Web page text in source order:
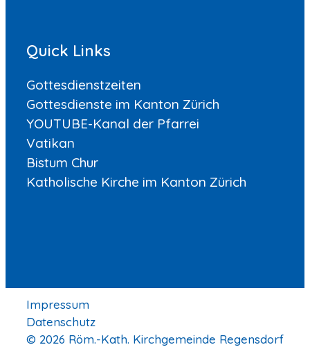
Quick Links
Gottesdienstzeiten
Gottesdienste im Kanton Zürich
YOUTUBE-Kanal der Pfarrei
Vatikan
Bistum Chur
Katholische Kirche im Kanton Zürich
© 2026 Röm.-Kath. Kirchgemeinde Regensdorf
Impressum
Datenschutz